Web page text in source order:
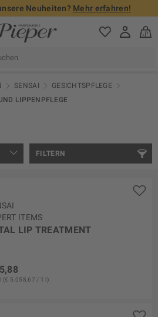
Neuheiten? Mehr erfahren!
SENSAI
GESICHTSPFLEGE
LIPPENPFLEGE
FILTERN
ITEMS
LIP TREATMENT
(€ 5.058,67 / 1 l)